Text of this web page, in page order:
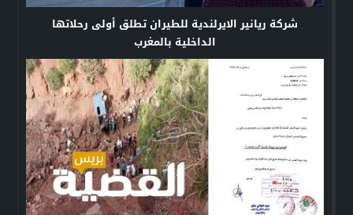
شركة ريانير الايرلندية للطيران تطلق أولى رحلاتها
الداخلية بالمغرب